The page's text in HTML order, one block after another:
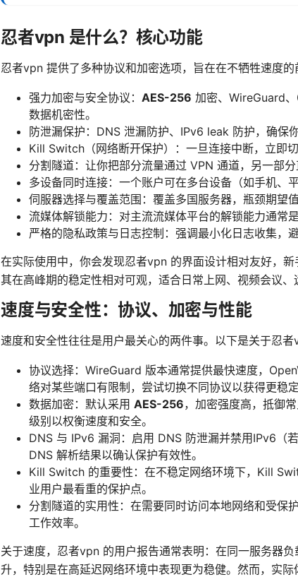
忍者vpn 是什么？核心功能
忍者vpn 提供了多种协议和加密选项，旨在在不牺牲速度的
强力加密与安全协议： AES-256 加密、WireGuard
数据机密性。
防泄漏保护：DNS 泄漏防护、IPv6 leak 防护，确保
Kill Switch（网络断开保护）：一旦连接中断，立即
分割隧道：让你把部分流量通过 VPN 通道，另一部
多设备同时连接：一个账户可在多台设备（如手机、
伺服器选择与覆盖范围：覆盖多国服务器，瓶颈期望
流媒体解锁能力：对主流流媒体平台的解锁能力通常
严格的隐私政策与日志控制：强调最小化日志收集，
在实际使用中，你会发现忍者vpn 的界面设计相对友好，
其在高峰期的稳定性相对可观，适合日常上网、视频会议、
速度与安全性：协议、加密与性能
速度和安全性往往是用户最关心的两件事。以下是关于忍者
协议选择：WireGuard 版本通常提供最快速度，
络对某些端口有限制，尝试切换不同协议以获得更稳定
数据加密：默认采用 AES-256，加密强度高，抵御
级别以权衡速度和安全。
DNS 与 IPv6 漏洞：启用 DNS 防泄漏并禁用IPv6（
DNS 解析结果以确认保护有效性。
Kill Switch 的重要性：在不稳定网络环境下，Kill
业用户最看重的保护点。
分割隧道的实用性：在需要同时访问本地网络和受保
工作效率。
关于速度，忍者vpn 的用户报告通常表明：在同一服务器
升，特别是在高延迟网络环境中表现更为稳健。然而，实